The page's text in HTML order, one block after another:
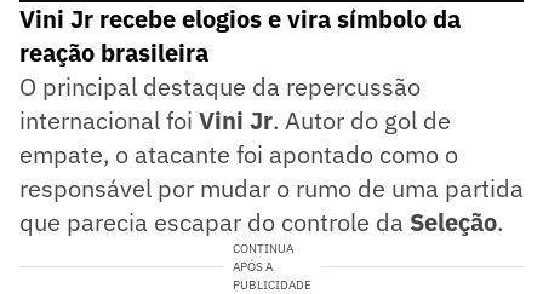
Vini Jr recebe elogios e vira símbolo da
reação brasileira
O principal destaque da repercussão
internacional foi Vini Jr. Autor do gol de
empate, o atacante foi apontado como o
responsável por mudar o rumo de uma partida
que parecia escapar do controle da Seleção.
CONTINUA
APÓS A
PUBLICIDADE